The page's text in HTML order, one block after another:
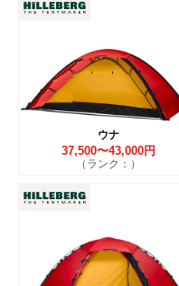
ウナ
37,500〜43,000円
（ランク：）